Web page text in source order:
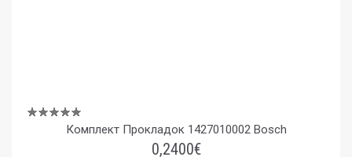
Комплект Прокладок 1427010002 Bosch
0,2400€